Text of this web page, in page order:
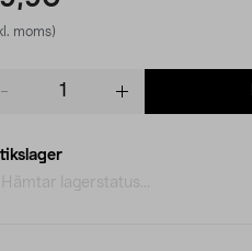
moms)
Hämtar lagerstatus...